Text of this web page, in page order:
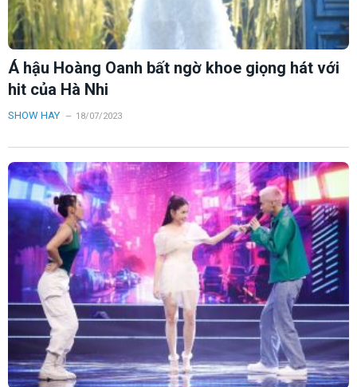
Á hậu Hoàng Oanh bất ngờ khoe giọng hát với
hit của Hà Nhi
SHOW HAY 18/07/2023